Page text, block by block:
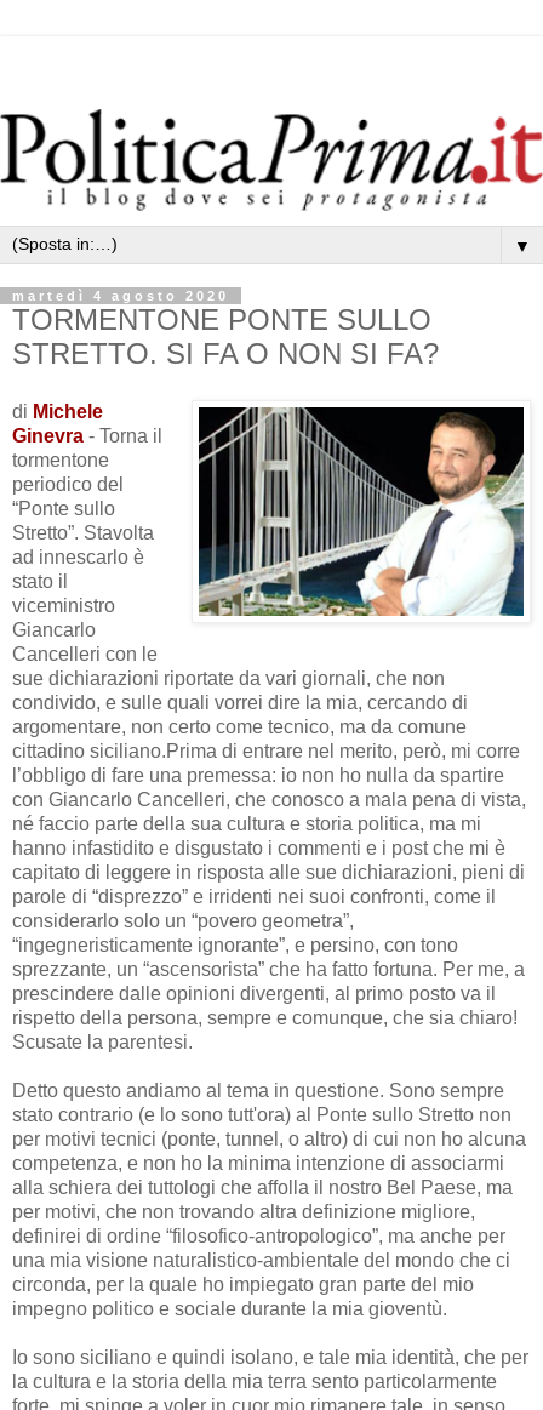
▼
martedì 4 agosto 2020
TORMENTONE PONTE SULLO
STRETTO. SI FA O NON SI FA?
di Michele
Ginevra - Torna il
tormentone
periodico del
“Ponte sullo
Stretto”. Stavolta
ad innescarlo è
stato il
viceministro
Giancarlo
Cancelleri con le
sue dichiarazioni riportate da vari giornali, che non
condivido, e sulle quali vorrei dire la mia, cercando di
argomentare, non certo come tecnico, ma da comune
cittadino siciliano.Prima di entrare nel merito, però, mi corre
l’obbligo di fare una premessa: io non ho nulla da spartire
con Giancarlo Cancelleri, che conosco a mala pena di vista,
né faccio parte della sua cultura e storia politica, ma mi
hanno infastidito e disgustato i commenti e i post che mi è
capitato di leggere in risposta alle sue dichiarazioni, pieni di
parole di “disprezzo” e irridenti nei suoi confronti, come il
considerarlo solo un “povero geometra”,
“ingegneristicamente ignorante”, e persino, con tono
sprezzante, un “ascensorista” che ha fatto fortuna. Per me, a
prescindere dalle opinioni divergenti, al primo posto va il
rispetto della persona, sempre e comunque, che sia chiaro!
Scusate la parentesi.
Detto questo andiamo al tema in questione. Sono sempre
stato contrario (e lo sono tutt'ora) al Ponte sullo Stretto non
per motivi tecnici (ponte, tunnel, o altro) di cui non ho alcuna
competenza, e non ho la minima intenzione di associarmi
alla schiera dei tuttologi che affolla il nostro Bel Paese, ma
per motivi, che non trovando altra definizione migliore,
definirei di ordine “filosofico-antropologico”, ma anche per
una mia visione naturalistico-ambientale del mondo che ci
circonda, per la quale ho impiegato gran parte del mio
impegno politico e sociale durante la mia gioventù.
Io sono siciliano e quindi isolano, e tale mia identità, che per
la cultura e la storia della mia terra sento particolarmente
forte, mi spinge a voler in cuor mio rimanere tale, in senso